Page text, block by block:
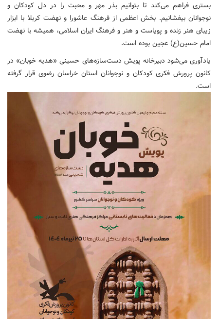
بستری فراهم می‌کند تا بتوانیم بذر مهر و محبت را در دل کودکان و
نوجوانان بیفشانیم. بخش اعظمی از فرهنگ عاشورا و نهضت کربلا با ابزار
زیبای هنر زنده و پویاست و هنر و فرهنگ ایران اسلامی، همیشه با نهضت
امام حسین(ع) عجین بوده است.
یادآوری می‌شود دبیرخانه پویش دست‌سازه‌های حسینی «هدیه خوبان» در
کانون پرورش فکری کودکان و نوجوانان استان خراسان رضوی قرار گرفته
است.